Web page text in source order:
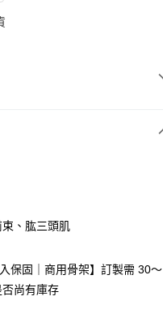
到府安裝（不含宜花東、偏遠地
元)
、肱三頭肌
保固｜商用骨架】訂製需 30～
尚有庫存